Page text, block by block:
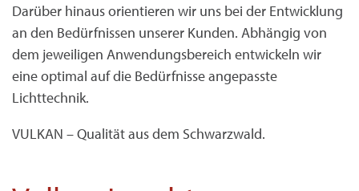
Darüber hinaus orientieren wir uns bei der Entwicklung
an den Bedürfnissen unserer Kunden. Abhängig von
dem jeweiligen Anwendungsbereich entwickeln wir
eine optimal auf die Bedürfnisse angepasste
Lichttechnik.
VULKAN – Qualität aus dem Schwarzwald.